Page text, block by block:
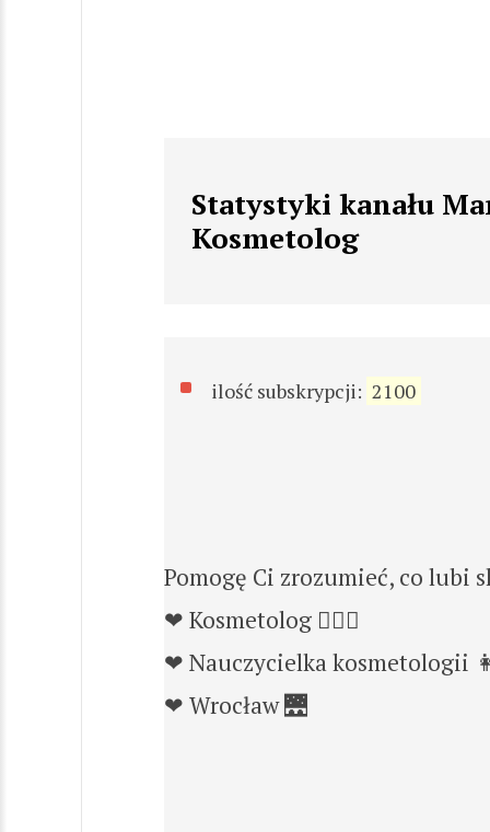
Statystyki kanału
Kosmetolog
ilość subskrypcji: 2100
Pomogę Ci zrozumieć, co lubi
❤︎ Kosmetolog 💆🏼‍♀️
❤︎ Nauczycielka kosmetologii
❤︎ Wrocław 🌉